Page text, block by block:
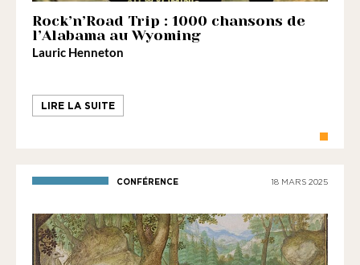
Rock’n’Road Trip : 1000 chansons de
l’Alabama au Wyoming
Lauric Henneton
LIRE LA SUITE
CONFÉRENCE 18 MARS 2025